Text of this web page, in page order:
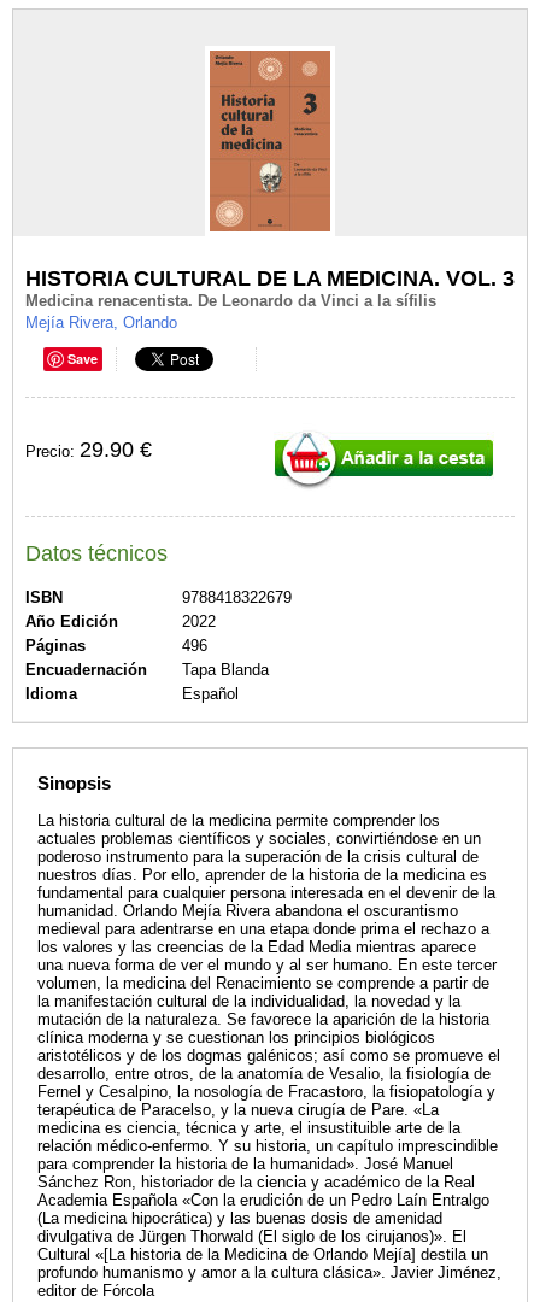
HISTORIA CULTURAL DE LA MEDICINA. VOL. 3
Medicina renacentista. De Leonardo da Vinci a la sífilis
Mejía Rivera, Orlando
Save
Precio: 29.90 €
Datos técnicos
ISBN
9788418322679
Año Edición
2022
Páginas
496
Encuadernación
Tapa Blanda
Idioma
Español
Sinopsis
La historia cultural de la medicina permite comprender los
actuales problemas científicos y sociales, convirtiéndose en un
poderoso instrumento para la superación de la crisis cultural de
nuestros días. Por ello, aprender de la historia de la medicina es
fundamental para cualquier persona interesada en el devenir de la
humanidad. Orlando Mejía Rivera abandona el oscurantismo
medieval para adentrarse en una etapa donde prima el rechazo a
los valores y las creencias de la Edad Media mientras aparece
una nueva forma de ver el mundo y al ser humano. En este tercer
volumen, la medicina del Renacimiento se comprende a partir de
la manifestación cultural de la individualidad, la novedad y la
mutación de la naturaleza. Se favorece la aparición de la historia
clínica moderna y se cuestionan los principios biológicos
aristotélicos y de los dogmas galénicos; así como se promueve el
desarrollo, entre otros, de la anatomía de Vesalio, la fisiología de
Fernel y Cesalpino, la nosología de Fracastoro, la fisiopatología y
terapéutica de Paracelso, y la nueva cirugía de Pare. «La
medicina es ciencia, técnica y arte, el insustituible arte de la
relación médico-enfermo. Y su historia, un capítulo imprescindible
para comprender la historia de la humanidad». José Manuel
Sánchez Ron, historiador de la ciencia y académico de la Real
Academia Española «Con la erudición de un Pedro Laín Entralgo
(La medicina hipocrática) y las buenas dosis de amenidad
divulgativa de Jürgen Thorwald (El siglo de los cirujanos)». El
Cultural «[La historia de la Medicina de Orlando Mejía] destila un
profundo humanismo y amor a la cultura clásica». Javier Jiménez,
editor de Fórcola